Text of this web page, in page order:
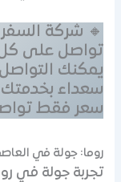
🔸 شركة
تواصل على كل
يمكنك
سعداء
سعر فقط
روما: جولة في
تجربة جولة في